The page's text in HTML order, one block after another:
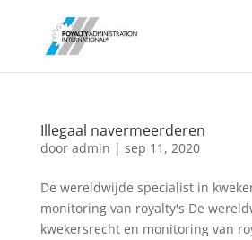
Illegaal navermeerderen
door admin | sep 11, 2020
De wereldwijde specialist in
monitoring van royalty's De
kwekersrecht en monitoring van